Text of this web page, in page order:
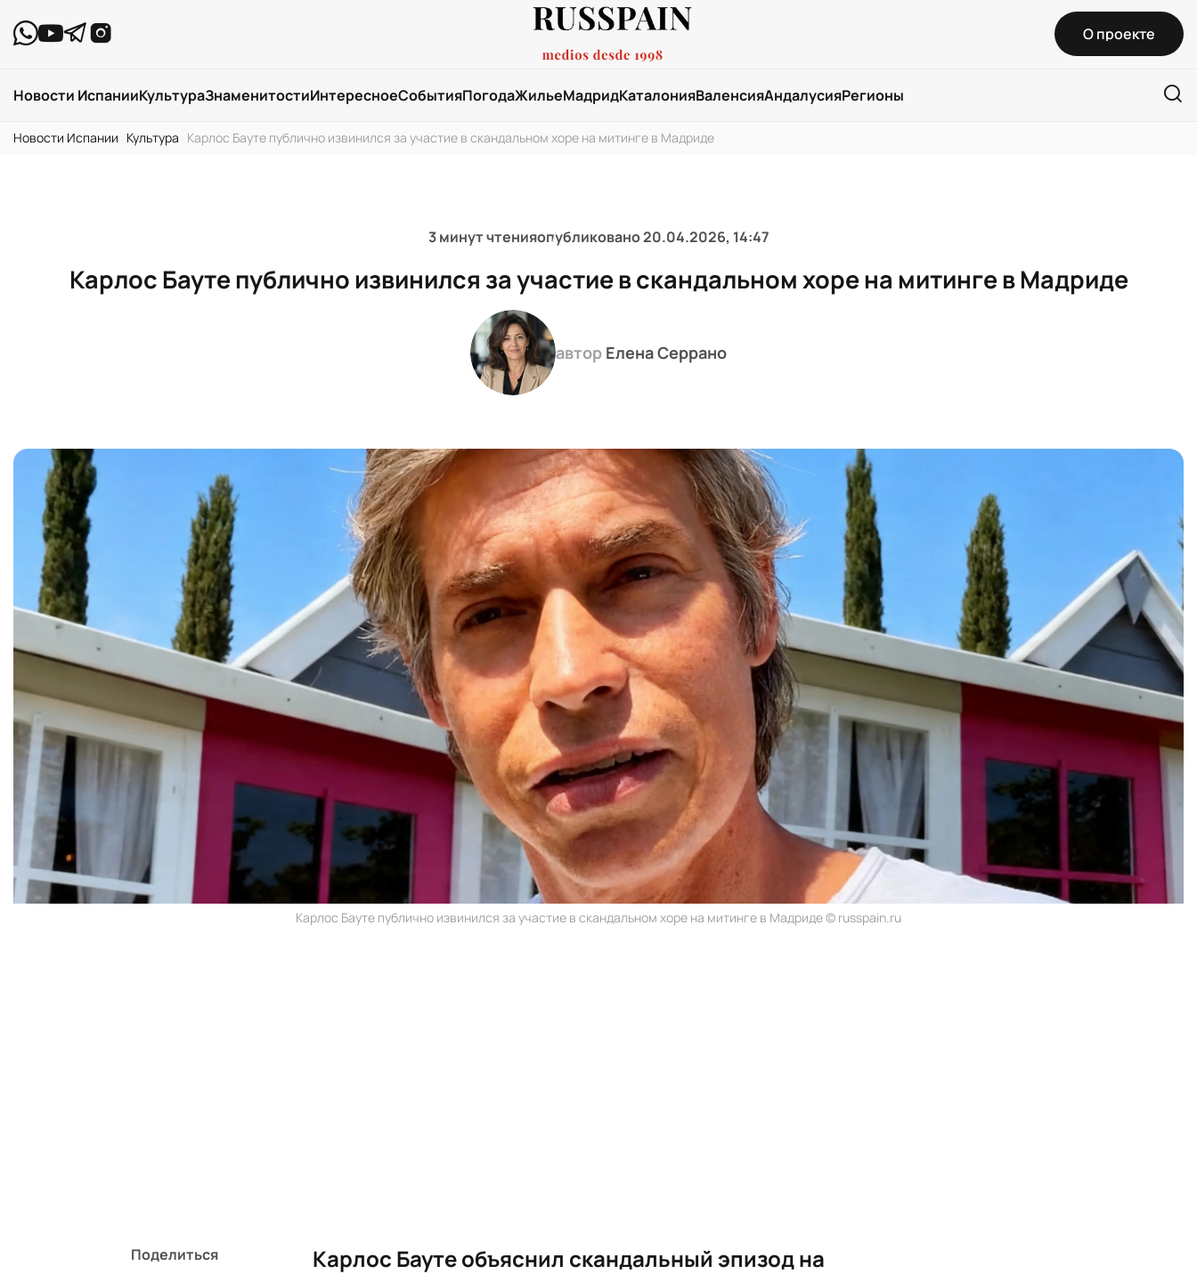
О проекте
Новости ИспанииКультураЗнаменитостиИнтересноеСобытияПогодаЖильеМадридКаталонияВаленсияАндалусияРегионы
Новости Испании Культура Карлос Бауте публично извинился за участие в скандальном хоре на митинге в Мадриде
3 минут чтенияопубликовано20.04.2026, 14:47
Карлос Бауте публично извинился за участие в скандальном хоре на митинге в Мадриде
автор Елена Серрано
Карлос Бауте публично извинился за участие в скандальном хоре на митинге в Мадриде © russpain.ru
Поделиться
Карлос Бауте объяснил скандальный эпизод на